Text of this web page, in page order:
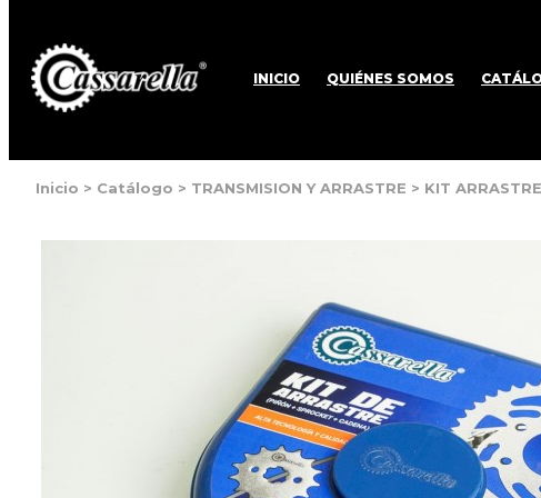
INICIO QUIÉNES SOMOS
Inicio > Catálogo > TRANSMISION Y ARRASTRE > KIT